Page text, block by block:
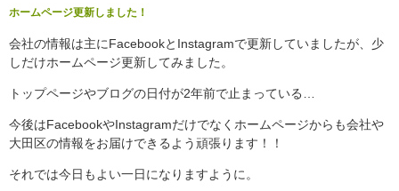
ホームページ更新しました！
会社の情報は主にFacebookとInstagramで更新していましたが、少
しだけホームページ更新してみました。
トップページやブログの日付が2年前で止まっている…
今後はFacebookやInstagramだけでなくホームページからも会社や
大田区の情報をお届けできるよう頑張ります！！
それでは今日もよい一日になりますように。